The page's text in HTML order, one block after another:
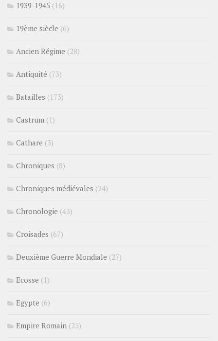
1939-1945 (16)
19ème siècle (6)
Ancien Régime (28)
Antiquité (73)
Batailles (173)
Castrum (1)
Cathare (3)
Chroniques (8)
Chroniques médiévales (24)
Chronologie (43)
Croisades (67)
Deuxième Guerre Mondiale (27)
Ecosse (1)
Egypte (6)
Empire Romain (25)